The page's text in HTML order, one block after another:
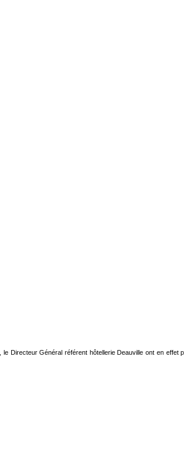
, le Directeur Général référent hôtellerie Deauville ont en effet